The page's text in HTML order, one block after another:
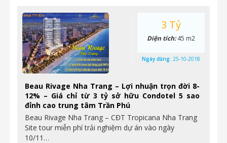
Beau Rivage Nha Trang – Lợi nhuận trọn đời 8-
12% – Giá chỉ từ 3 tỷ sở hữu Condotel 5 sao
đỉnh cao trung tâm Trần Phú
Beau Rivage Nha Trang – CĐT Tropicana Nha Trang
Site tour miễn phí trải nghiệm dự án vào ngày
10/11…
3 Tỷ
Diện tích:45 m2
Ngày đăng: 25-10-2018